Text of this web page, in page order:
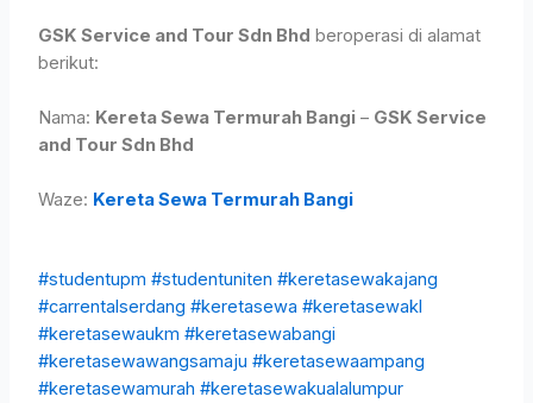
GSK Service and Tour Sdn Bhd beroperasi di alamat
berikut:
Nama: Kereta Sewa Termurah Bangi – GSK Service
and Tour Sdn Bhd
Waze: Kereta Sewa Termurah Bangi
#studentupm #studentuniten #keretasewakajang
#carrentalserdang #keretasewa #keretasewakl
#keretasewaukm #keretasewabangi
#keretasewawangsamaju #keretasewaampang
#keretasewamurah #keretasewakualalumpur